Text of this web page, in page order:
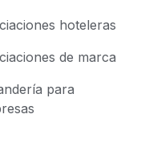
hoteleras
de marca
para